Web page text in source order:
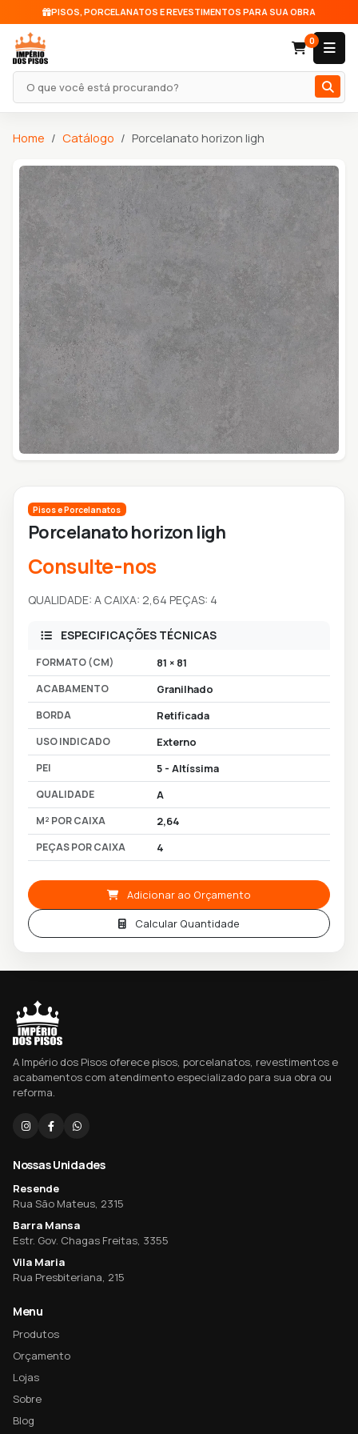
PISOS, PORCELANATOS E REVESTIMENTOS PARA SUA OBRA
Pesquisar produto
0
Home Catálogo Porcelanato horizon ligh
Pisos e Porcelanatos
Porcelanato horizon ligh
Consulte-nos
QUALIDADE: A CAIXA: 2,64 PEÇAS: 4
ESPECIFICAÇÕES TÉCNICAS
FORMATO (CM) 81 × 81
ACABAMENTO Granilhado
BORDA Retificada
USO INDICADO Externo
PEI 5 - Altíssima
QUALIDADE A
M² POR CAIXA 2,64
PEÇAS POR CAIXA 4
Adicionar ao Orçamento
Calcular Quantidade
A Império dos Pisos oferece pisos, porcelanatos, revestimentos e
acabamentos com atendimento especializado para sua obra ou
reforma.
Nossas Unidades
Resende
Rua São Mateus, 2315
Barra Mansa
Estr. Gov. Chagas Freitas, 3355
Vila Maria
Rua Presbiteriana, 215
Menu
Produtos
Orçamento
Lojas
Sobre
Blog